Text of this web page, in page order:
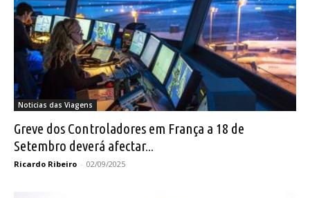
Noticias das Viagens
Greve dos Controladores em França a 18 de
Setembro deverá afectar...
Ricardo Ribeiro - 02/09/2025